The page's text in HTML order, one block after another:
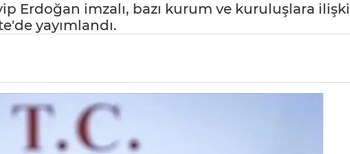
Erdoğan imzalı, bazı kurum ve kuruluşlara
yayımlandı.